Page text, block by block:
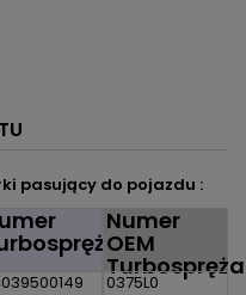
pasujący do pojazdu :
Numer
OEM
0375L0